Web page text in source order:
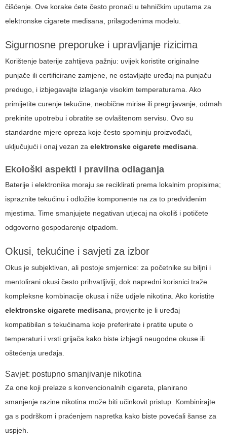
čišćenje. Ove korake ćete često pronaći u tehničkim uputama za
elektronske cigarete medisana , prilagođenima modelu.
Sigurnosne preporuke i upravljanje rizicima
Korištenje baterije zahtijeva pažnju: uvijek koristite originalne
punjače ili certificirane zamjene, ne ostavljajte uređaj na punjaču
predugo, i izbjegavajte izlaganje visokim temperaturama. Ako
primijetite curenje tekućine, neobične mirise ili pregrijavanje, odmah
prekinite upotrebu i obratite se ovlaštenom servisu. Ovo su
standardne mjere opreza koje često spominju proizvođači,
uključujući i onaj vezan za elektronske cigarete medisana
Ekološki aspekti i pravilna odlaganja
Baterije i elektronika moraju se reciklirati prema lokalnim propisima;
ispraznite tekućinu i odložite komponente na za to predviđenim
mjestima. Time smanjujete negativan utjecaj na okoliš i potičete
odgovorno gospodarenje otpadom.
Okusi, tekućine i savjeti za izbor
Okus je subjektivan, ali postoje smjernice: za početnike su biljni i
mentolirani okusi često prihvatljiviji, dok napredni korisnici traže
kompleksne kombinacije okusa i niže udjele nikotina. Ako koristite
elektronske cigarete medisana , provjerite je li uređaj
kompatibilan s tekućinama koje preferirate i pratite upute o
temperaturi i vrsti grijača kako biste izbjegli neugodne okuse ili
oštećenja uređaja.
Savjet: postupno smanjivanje nikotina
Za one koji prelaze s konvencionalnih cigareta, planirano
smanjenje razine nikotina može biti učinkovit pristup. Kombinirajte
ga s podrškom i praćenjem napretka kako biste povećali šanse za
uspjeh.